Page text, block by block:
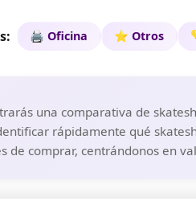
🖨️ Oficina ⭐ Otros
una comparativa de
rápidamente qué
de comprar, centrándonos en